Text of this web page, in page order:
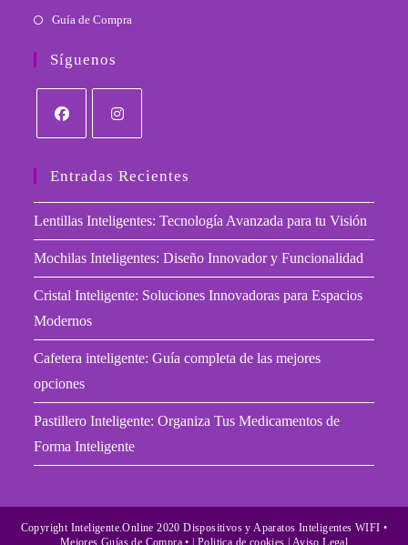
Guía de Compra
Síguenos
abre
una
nueva
pestaña
abre
una
nueva
pestaña
Entradas Recientes
Lentillas Inteligentes: Tecnología Avanzada para tu Visión
Mochilas Inteligentes: Diseño Innovador y Funcionalidad
Cristal Inteligente: Soluciones Innovadoras para Espacios
Modernos
Cafetera inteligente: Guía completa de las mejores
opciones
Pastillero Inteligente: Organiza Tus Medicamentos de
Forma Inteligente
Copyright Inteligente.Online 2020 Dispositivos y Aparatos Inteligentes WIFI •